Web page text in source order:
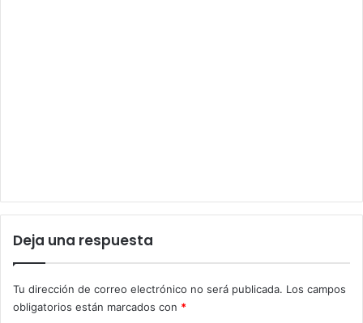
Deja una respuesta
Tu dirección de correo electrónico no será publicada. Los campos
obligatorios están marcados con *